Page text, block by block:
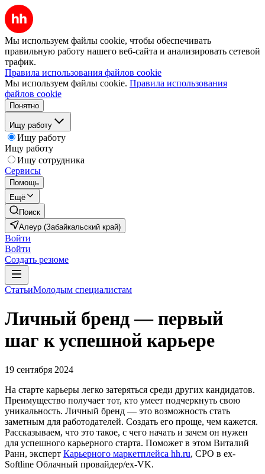
Мы используем файлы cookie, чтобы обеспечивать
правильную работу нашего веб-сайта и анализировать сетевой
трафик.
Правила использования файлов cookie
Мы используем файлы cookie. Правила использования
файлов cookie
Понятно
Ищу работу
Ищу работу
Ищу работу
Ищу сотрудника
Сервисы
Помощь
Ещё
Поиск
Алеур (Забайкальский край)
Войти
Войти
Создать резюме
СтатьиМолодым специалистам
Личный бренд — первый
шаг к успешной карьере
19 сентября 2024
На старте карьеры легко затеряться среди других кандидатов.
Преимущество получает тот, кто умеет подчеркнуть свою
уникальность. Личный бренд — это возможность стать
заметным для работодателей. Создать его проще, чем кажется.
Рассказываем, что это такое, с чего начать и зачем он нужен
для успешного карьерного старта. Поможет в этом Виталий
Ранн, эксперт Карьерного маркетплейса hh.ru, CPO в ex-
Softline Облачный провайдер/ex-VK.